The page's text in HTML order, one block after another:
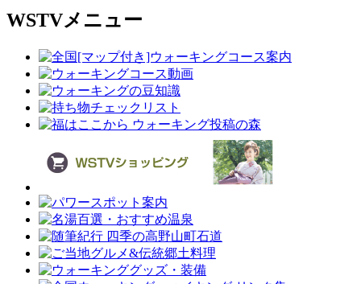
WSTVメニュー